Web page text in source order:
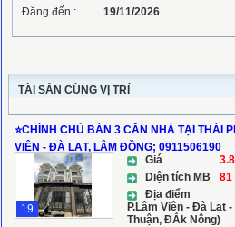
Đăng đến :
19/11/2026
TÀI SẢN CÙNG VỊ TRÍ
⭐️CHÍNH CHỦ BÁN 3 CĂN NHÀ TẠI THÁI
VIÊN - ĐÀ LẠT, LÂM ĐỒNG; 0911506190
19
Giá 3.8
Diện tích MB
81
Địa điểm
P.Lâm Viên - Đà Lạt
Thuận, ĐẮk Nông)